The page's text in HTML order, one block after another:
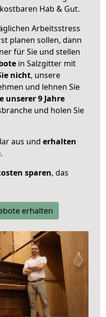
Hab & Gut.
Arbeitsstress
planen sollen, dann
für Sie und stellen
in Salzgitter mit
nicht, unsere
und lehnen Sie
unserer 9 Jahre
und holen Sie
aus und erhalten
.
sparen, das
erhalten